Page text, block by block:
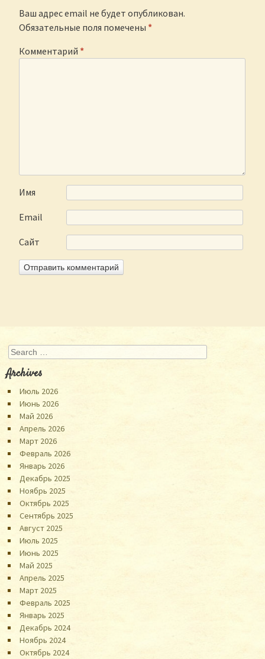
Ваш адрес email не будет опубликован.
Обязательные поля помечены *
Комментарий *
Имя
Email
Сайт
Search
Archives
Июль 2026
Июнь 2026
Май 2026
Апрель 2026
Март 2026
Февраль 2026
Январь 2026
Декабрь 2025
Ноябрь 2025
Октябрь 2025
Сентябрь 2025
Август 2025
Июль 2025
Июнь 2025
Май 2025
Апрель 2025
Март 2025
Февраль 2025
Январь 2025
Декабрь 2024
Ноябрь 2024
Октябрь 2024